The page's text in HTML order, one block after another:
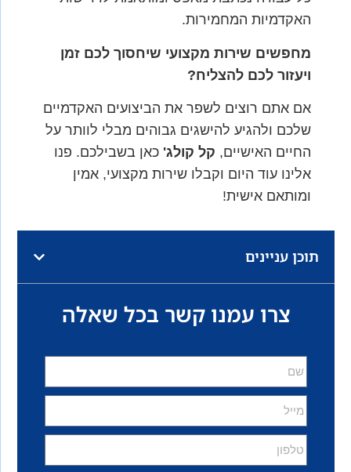
האקדמיות המחמירות.
מחפשים שירות מקצועי שיחסוך לכם זמן
ויעזור לכם להצליח?
אם אתם רוצים לשפר את הביצועים האקדמיים
שלכם ולהגיע להישגים גבוהים מבלי לוותר על
החיים האישיים, קל קולג' כאן בשבילכם. פנו
אלינו עוד היום וקבלו שירות מקצועי, אמין
ומותאם אישית!
תוכן עניינים
צרו עמנו קשר בכל שאלה